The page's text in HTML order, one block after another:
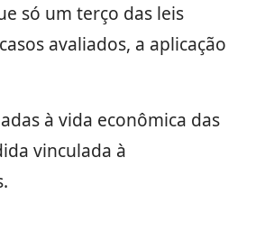
só um terço das leis
avaliados, a aplicação
à vida econômica das
vinculada à